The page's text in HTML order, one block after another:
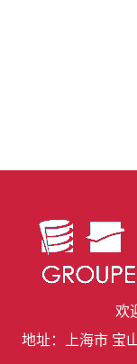
欢
地址：上海市 宝